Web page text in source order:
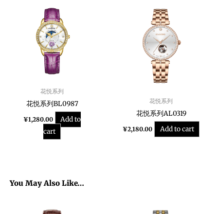
花悦系列
花悦系列BL0987
¥1,280.00
Add to
cart
花悦系列
花悦系列AL0319
¥2,180.00 Add to cart
You May Also Like…